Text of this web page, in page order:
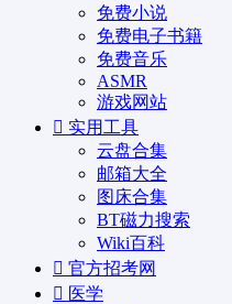
免费小说
免费电子书籍
免费音乐
ASMR
游戏网站
实用工具
云盘合集
邮箱大全
图床合集
BT磁力搜索
Wiki百科
官方招考网
医学